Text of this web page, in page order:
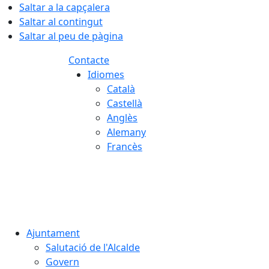
Saltar a la capçalera
Saltar al contingut
Saltar al peu de pàgina
Contacte
Idiomes
Català
Castellà
Anglès
Alemany
Francès
Ajuntament
Salutació de l'Alcalde
Govern